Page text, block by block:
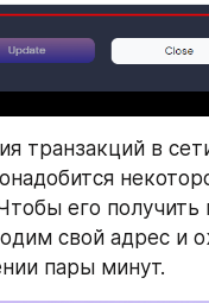
транзакций в
его
свой адрес и
пары минут.